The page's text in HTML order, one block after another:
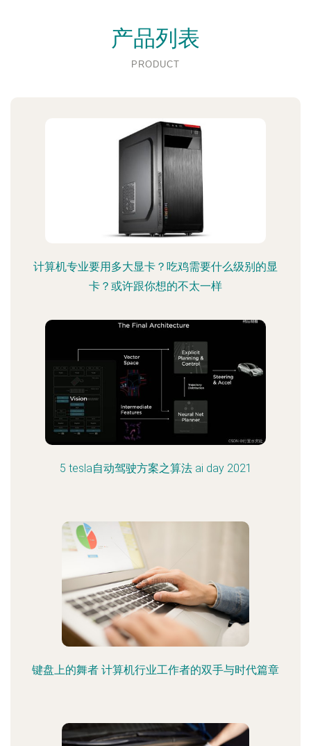
产品列表
PRODUCT
计算机专业要用多大显卡？吃鸡需要什么级别的显
卡？或许跟你想的不太一样
5 tesla自动驾驶方案之算法 ai day 2021
键盘上的舞者 计算机行业工作者的双手与时代篇章